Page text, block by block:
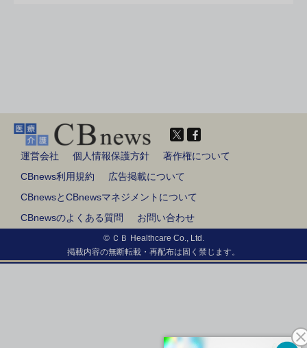
運営会社 個人情報保護方針
著作権について
CBnews利用規約
広告掲載について
CBnewsとCBnewsマネジメントについて
CBnewsのよくある質問
お問い合わせ
© ＣＢ Healthcare Co., Ltd.
掲載内容の無断転載・再配布は固く禁じます。